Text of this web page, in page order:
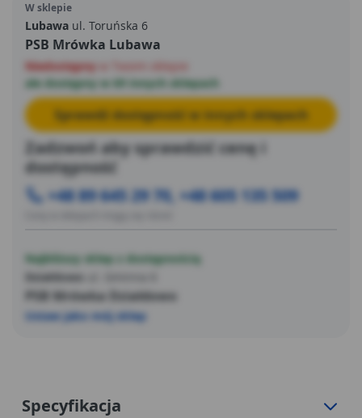
dla osób, które cenią subtelne dekoracje inspirowane
naturą oraz chcą szybko odświeżyć aranżację bez
konieczności przeprowadzania większych zmian.
W sklepie
Lubawa ul. Toruńska 6
PSB Mrówka Lubawa
Niedostępny
ale dostępny w 69 innych sklepach
Sprawdź dostępność w innych sklepach
Zadzwoń aby sprawdzić cenę i
dostępność
+48 89 645 29 70, +48 605 135 509
Najbliższy sklep z dostępnością
Działdowo
PSB Mrówka Działdowo
Ustaw jako mój sklep
Specyfikacja